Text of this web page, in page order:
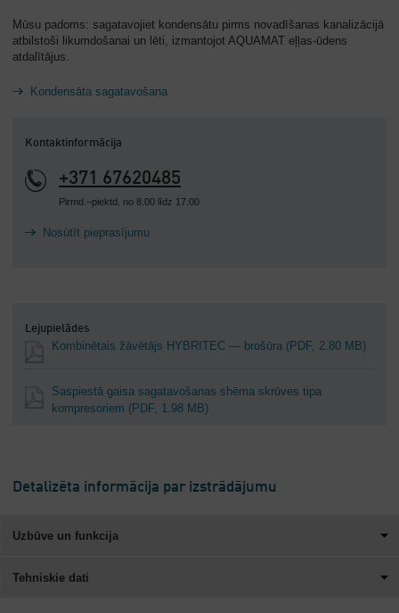
Mūsu padoms: sagatavojiet kondensātu pirms novadīšanas kanalizācijā
atbilstoši likumdošanai un lēti, izmantojot AQUAMAT eļļas-ūdens
atdalītājus.
Kondensāta sagatavošana
Kontaktinformācija
+371 67620485
Pirmd.–piektd. no 8.00 līdz 17.00
Nosūtīt pieprasījumu
Lejupielādes
Kombinētais žāvētājs HYBRITEC — brošūra (PDF, 2.80 MB)
Saspiestā gaisa sagatavošanas shēma skrūves tipa
kompresoriem (PDF, 1.98 MB)
Detalizēta informācija par izstrādājumu
Uzbūve un funkcija
Tehniskie dati